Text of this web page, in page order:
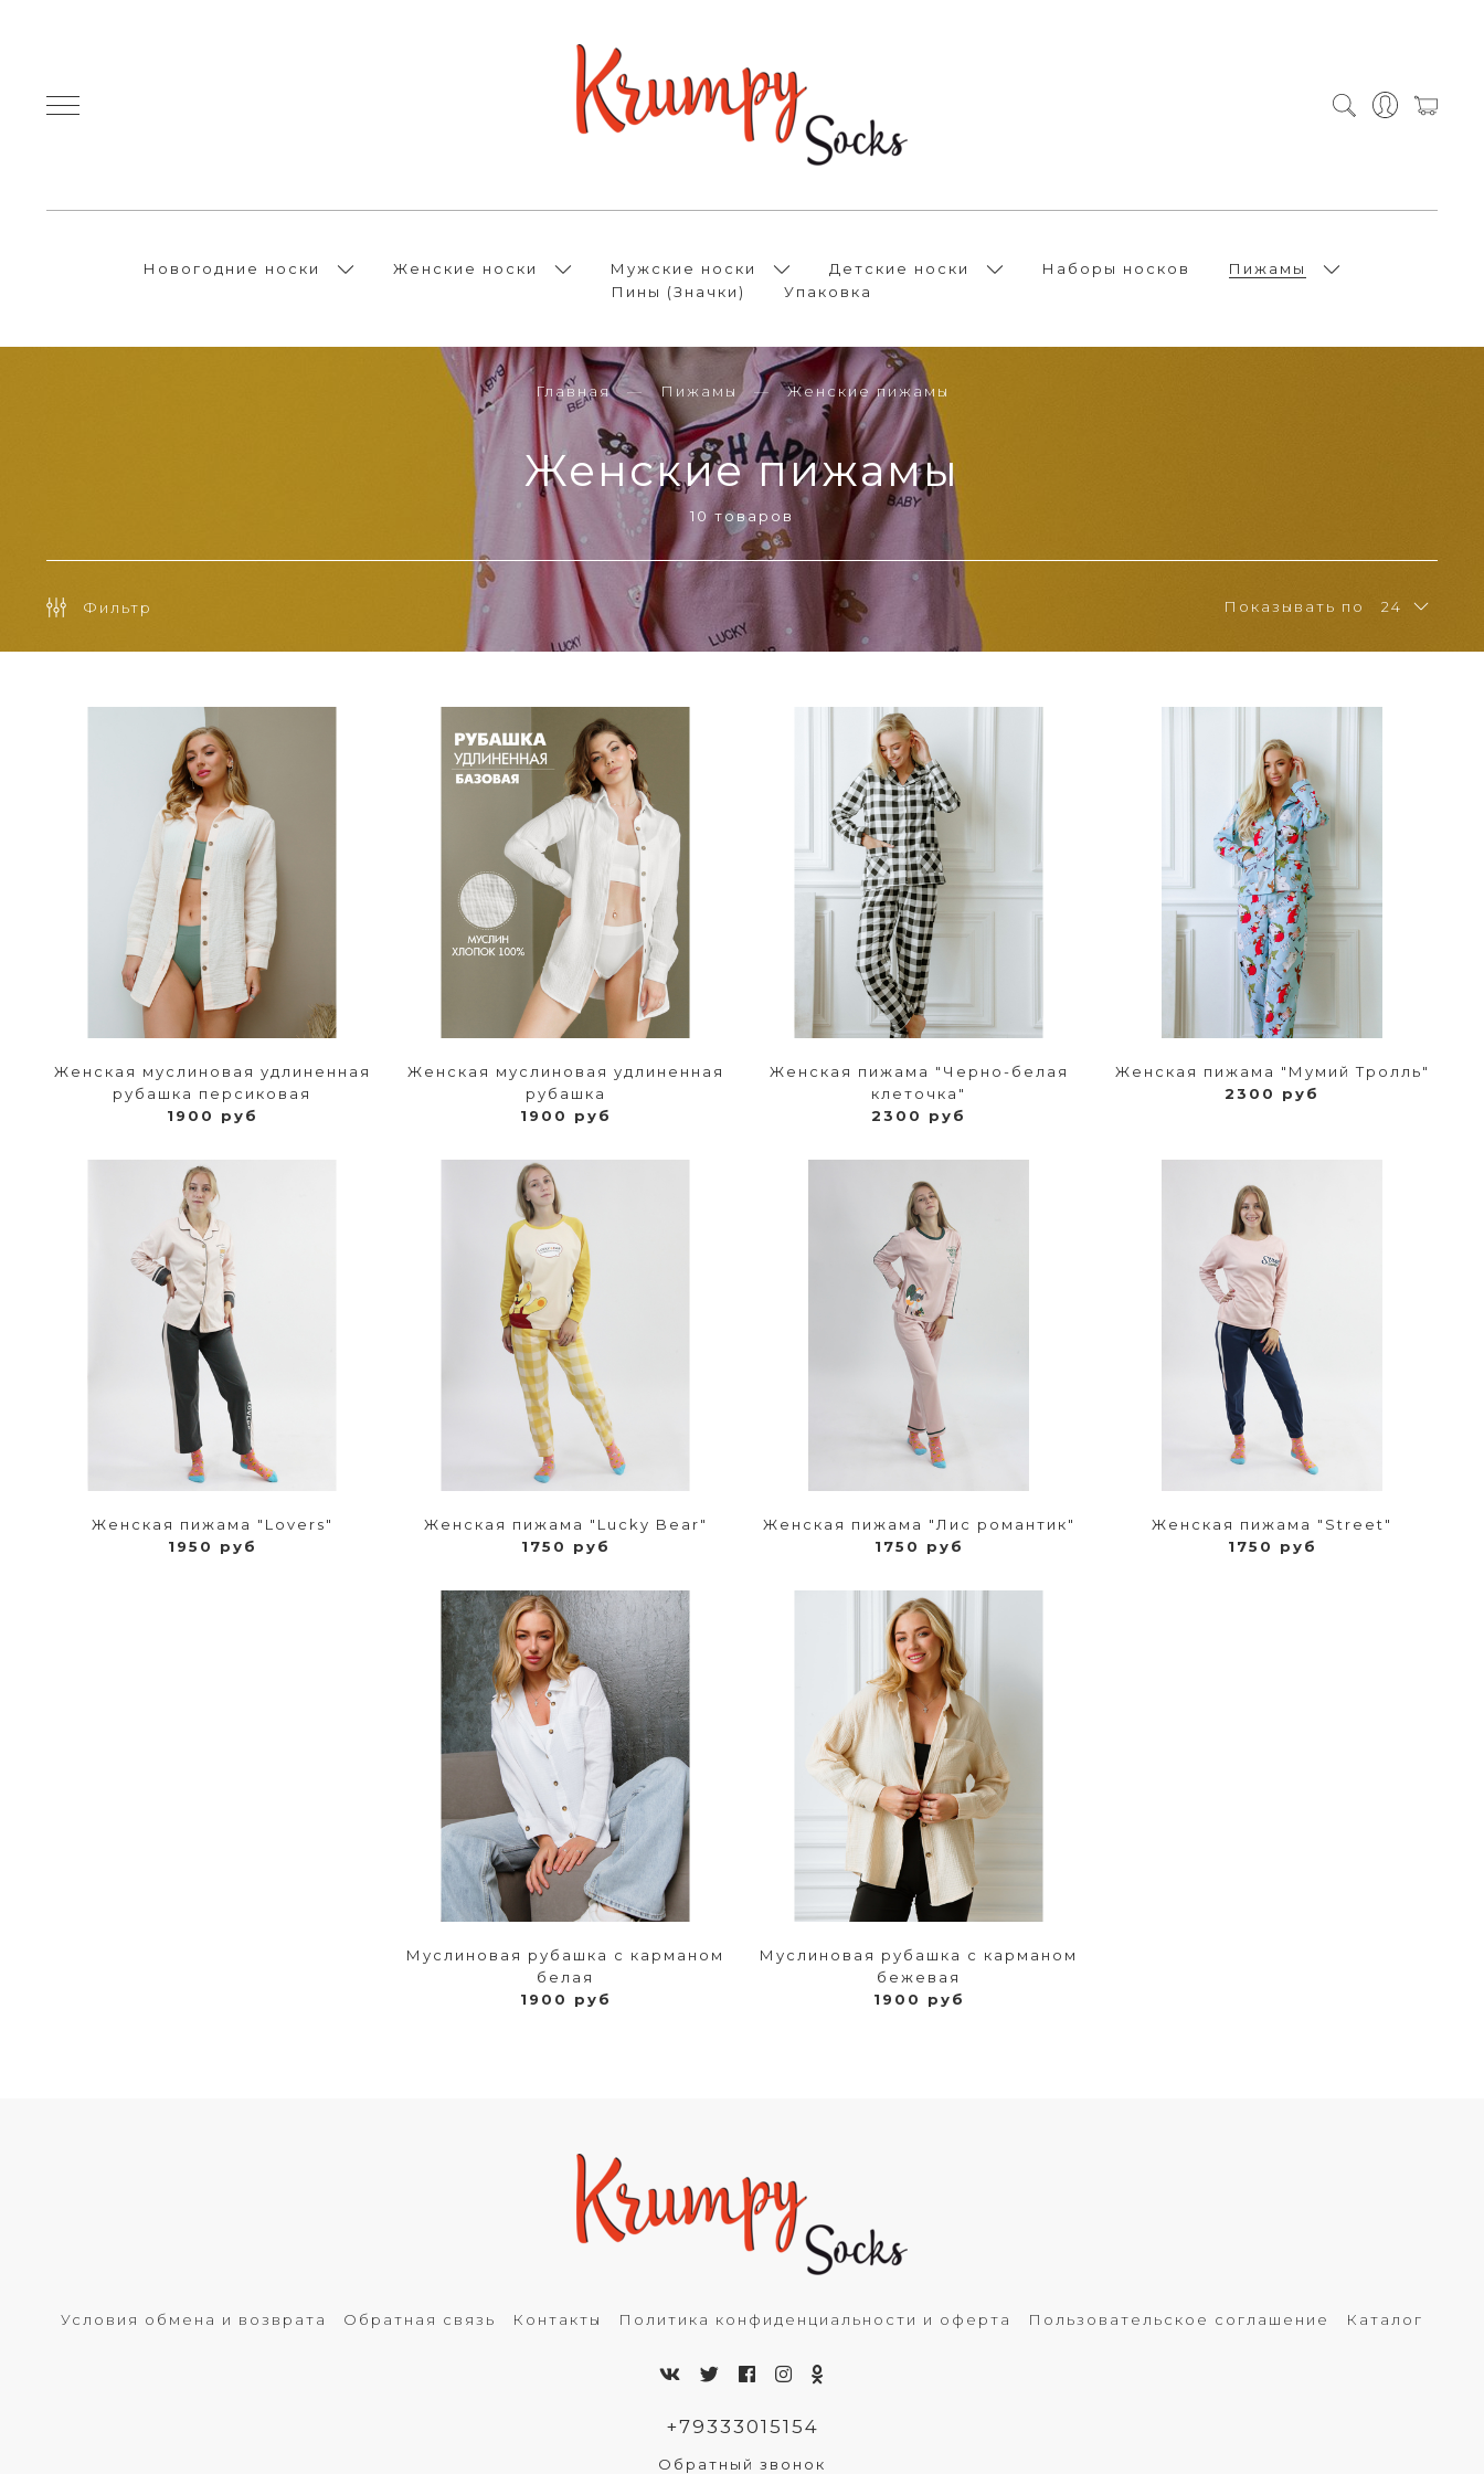
Новогодние носки Женские носки Мужские носки Детские носки Наборы носков
Пижамы
Пины (Значки)
Упаковка
Главная Пижамы Женские пижамы
Женские пижамы
10 товаров
Фильтр Показывать по
Женская муслиновая удлиненная
рубашка персиковая
1900 руб
Женская муслиновая удлиненная
рубашка
1900 руб
Женская пижама "Черно-белая
клеточка"
2300 руб
Женская пижама "Мумий Тролль"
2300 руб
Женская пижама "Lovers"
1950 руб
Женская пижама "Lucky Bear"
1750 руб
Женская пижама "Лис романтик"
1750 руб
Женская пижама "Street"
1750 руб
Муслиновая рубашка с карманом
белая
1900 руб
Муслиновая рубашка с карманом
бежевая
1900 руб
Условия обмена и возврата Обратная связь Контакты Политика конфиденциальности и оферта Пользовательское соглашение Каталог
+79333015154
Обратный звонок